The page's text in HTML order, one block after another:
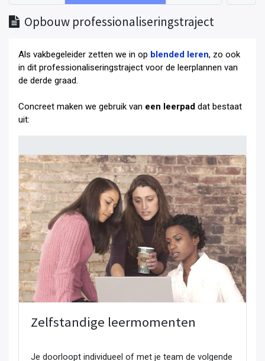
Opbouw professionaliseringstraject
Als vakbegeleider zetten we in op blended leren, zo ook
in dit professionaliseringstraject voor de leerplannen van
de derde graad
Concreet maken we gebruik van een leerpad dat bestaat
uit:
Zelfstandige leermomenten
Je doorloopt individueel of met je team de volgende